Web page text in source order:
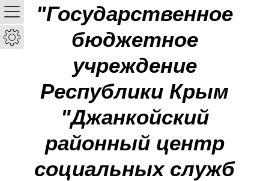
"Государственное
бюджетное
учреждение
Республики Крым
"Джанкойский
районный центр
социальных служб